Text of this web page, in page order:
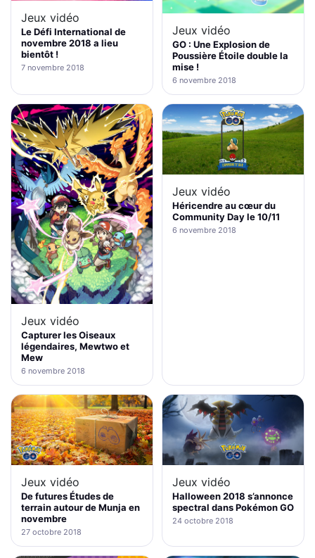
Jeux vidéo
Le Défi International de
novembre 2018 a lieu
bientôt !
7 novembre 2018
Jeux vidéo
GO : Une Explosion de
Poussière Étoile double la
mise !
6 novembre 2018
Jeux vidéo
Capturer les Oiseaux
légendaires, Mewtwo et
Mew
6 novembre 2018
Jeux vidéo
Héricendre au cœur du
Community Day le 10/11
6 novembre 2018
Jeux vidéo
De futures Études de
terrain autour de Munja en
novembre
27 octobre 2018
Jeux vidéo
Halloween 2018 s’annonce
spectral dans Pokémon GO
24 octobre 2018